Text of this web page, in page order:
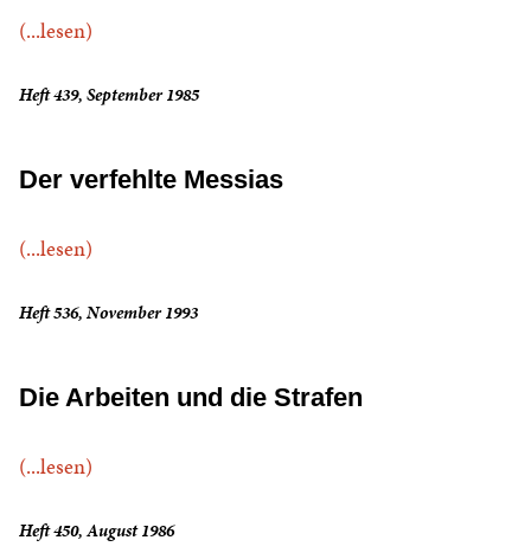
(...lesen)
Heft 439, September 1985
Der verfehlte Messias
(...lesen)
Heft 536, November 1993
Die Arbeiten und die Strafen
(...lesen)
Heft 450, August 1986